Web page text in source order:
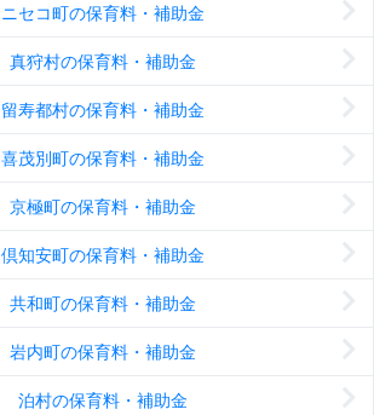
ニセコ町の保育料・補助金
真狩村の保育料・補助金
留寿都村の保育料・補助金
喜茂別町の保育料・補助金
京極町の保育料・補助金
倶知安町の保育料・補助金
共和町の保育料・補助金
岩内町の保育料・補助金
泊村の保育料・補助金